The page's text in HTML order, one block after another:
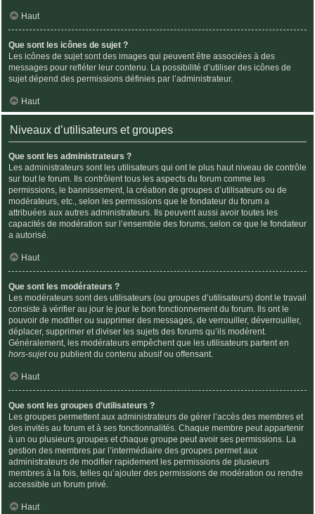
Haut
Que sont les icônes de sujet ?
Les icônes de sujet sont des images qui peuvent être associées à des
messages pour refléter leur contenu. La possibilité d’utiliser des icônes de
sujet dépend des permissions définies par l’administrateur.
Haut
Niveaux d’utilisateurs et groupes
Que sont les administrateurs ?
Les administrateurs sont les utilisateurs qui ont le plus haut niveau de contrôle
sur tout le forum. Ils contrôlent tous les aspects du forum comme les
permissions, le bannissement, la création de groupes d’utilisateurs ou de
modérateurs, etc., selon les permissions que le fondateur du forum a
attribuées aux autres administrateurs. Ils peuvent aussi avoir toutes les
capacités de modération sur l’ensemble des forums, selon ce que le fondateur
a autorisé.
Haut
Que sont les modérateurs ?
Les modérateurs sont des utilisateurs (ou groupes d’utilisateurs) dont le travail
consiste à vérifier au jour le jour le bon fonctionnement du forum. Ils ont le
pouvoir de modifier ou supprimer des messages, de verrouiller, déverrouiller,
déplacer, supprimer et diviser les sujets des forums qu’ils modèrent.
Généralement, les modérateurs empêchent que les utilisateurs partent en
hors-sujetou publient du contenu abusif ou offensant.
Haut
Que sont les groupes d’utilisateurs ?
Les groupes permettent aux administrateurs de gérer l’accès des membres et
des invités au forum et à ses fonctionnalités. Chaque membre peut appartenir
à un ou plusieurs groupes et chaque groupe peut avoir ses permissions. La
gestion des membres par l’intermédiaire des groupes permet aux
administrateurs de modifier rapidement les permissions de plusieurs
membres à la fois, telles qu’ajouter des permissions de modération ou rendre
accessible un forum privé.
Haut